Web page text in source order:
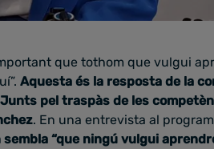
que tothom que vulgui
Aquesta és la resposta de la
Junts pel traspàs de les
. En una entrevista al
“que ningú vulgui